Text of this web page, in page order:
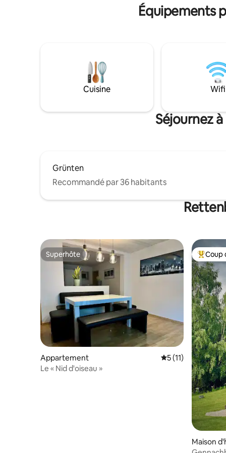
de
Équipements
Cuisine Wifi
Séjournez
Grünten
Recommandé par 36 habitants
Superhôte
Superhôte
Appartement Évaluation
5 (11)
Le « Nid d'oiseau »
Coups
Coup
Maison